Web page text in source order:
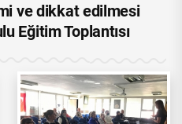
ve dikkat edilmesi
Eğitim Toplantısı